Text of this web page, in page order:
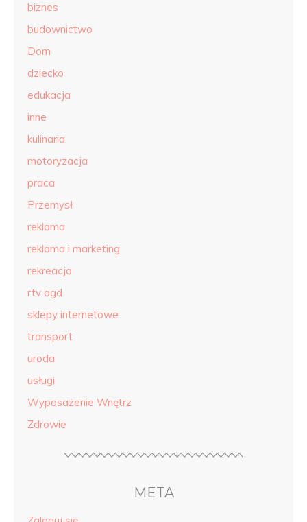
biznes
budownictwo
Dom
dziecko
edukacja
inne
kulinaria
motoryzacja
praca
Przemysł
reklama
reklama i marketing
rekreacja
rtv agd
sklepy internetowe
transport
uroda
usługi
Wyposażenie Wnętrz
Zdrowie
META